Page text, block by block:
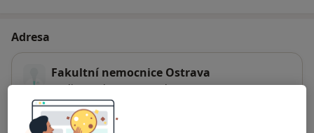
Adresa
Fakultní nemocnice Ostrava
17. listopadu 1790, Poruba,Ostrava708 00